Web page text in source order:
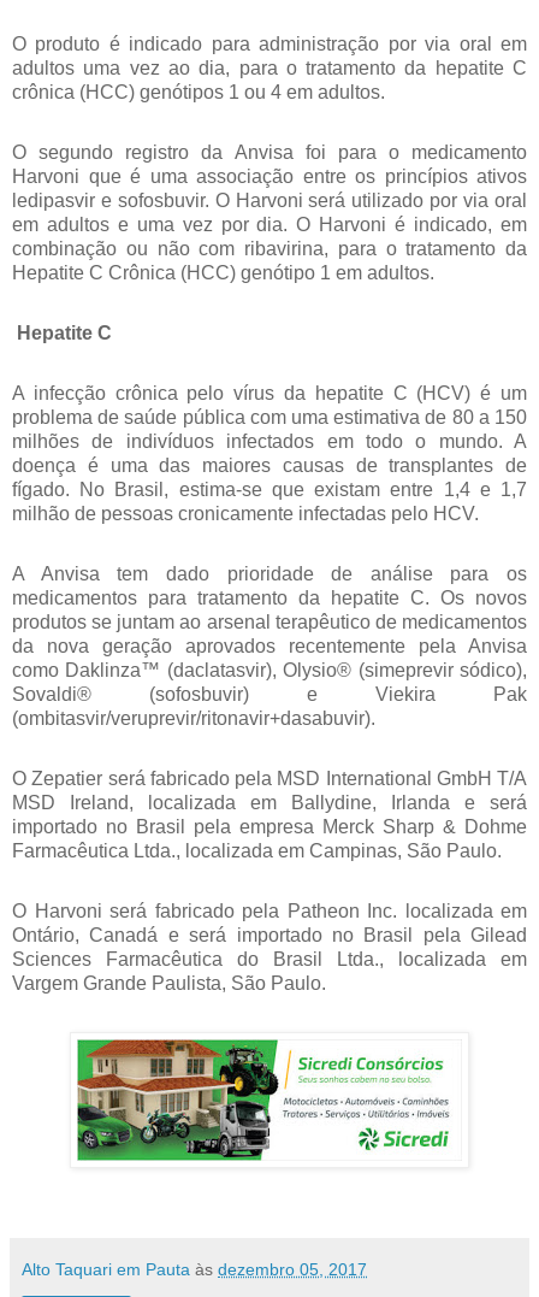
O produto é indicado para administração por via oral em
adultos uma vez ao dia, para o tratamento da hepatite C
crônica (HCC) genótipos 1 ou 4 em adultos.
O segundo registro da Anvisa foi para o medicamento
Harvoni que é uma associação entre os princípios ativos
ledipasvir e sofosbuvir. O Harvoni será utilizado por via oral
em adultos e uma vez por dia. O Harvoni é indicado, em
combinação ou não com ribavirina, para o tratamento da
Hepatite C Crônica (HCC) genótipo 1 em adultos.
Hepatite C
A infecção crônica pelo vírus da hepatite C (HCV) é um
problema de saúde pública com uma estimativa de 80 a 150
milhões de indivíduos infectados em todo o mundo. A
doença é uma das maiores causas de transplantes de
fígado. No Brasil, estima-se que existam entre 1,4 e 1,7
milhão de pessoas cronicamente infectadas pelo HCV.
A Anvisa tem dado prioridade de análise para os
medicamentos para tratamento da hepatite C. Os novos
produtos se juntam ao arsenal terapêutico de medicamentos
da nova geração aprovados recentemente pela Anvisa
como Daklinza™ (daclatasvir), Olysio® (simeprevir sódico),
Sovaldi® (sofosbuvir) e Viekira Pak
(ombitasvir/veruprevir/ritonavir+dasabuvir).
O Zepatier será fabricado pela MSD International GmbH T/A
MSD Ireland, localizada em Ballydine, Irlanda e será
importado no Brasil pela empresa Merck Sharp & Dohme
Farmacêutica Ltda., localizada em Campinas, São Paulo.
O Harvoni será fabricado pela Patheon Inc. localizada em
Ontário, Canadá e será importado no Brasil pela Gilead
Sciences Farmacêutica do Brasil Ltda., localizada em
Vargem Grande Paulista, São Paulo.
Alto Taquari em Pauta às dezembro 05, 2017